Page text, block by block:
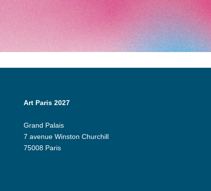
Art Paris 2027
Grand Palais
7 avenue Winston Churchill
75008 Paris